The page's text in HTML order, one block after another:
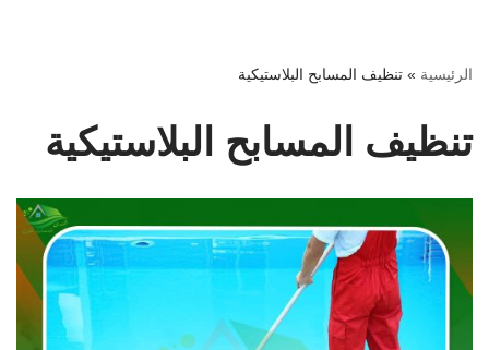
الرئيسية » تنظيف المسابح البلاستيكية
تنظيف المسابح البلاستيكية